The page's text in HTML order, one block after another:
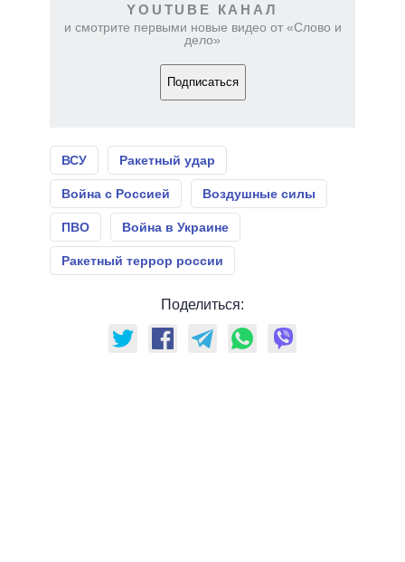
YOUTUBE КАНАЛ
и смотрите первыми новые видео от «Слово и
дело»
Подписаться
ВСУ Ракетный удар
Война с Россией Воздушные силы
ПВО Война в Украине
Ракетный террор россии
Поделиться: